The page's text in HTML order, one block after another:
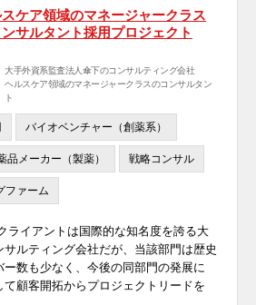
ケア領域のマネージャークラス
サルタント採用プロジェクト
大手外資系監査法人傘下のコンサルティング会社
ヘルスケア領域のマネージャークラスのコンサルタン
ト
バイオベンチャー（創薬系）
品メーカー（製薬） 戦略コンサル
ファーム
ライアントは国際的な知名度を誇る大
ルティング会社だが、当該部門は歴史
数も少なく、今後の同部門の発展に
て顧客開拓からプロジェクトリードを